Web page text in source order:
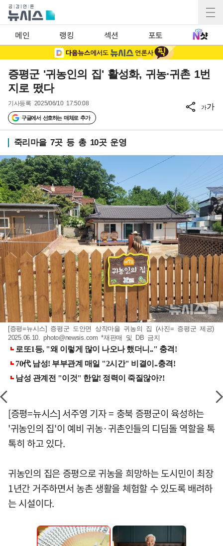
메인 랭킹 섹션 포토
증평군 '귀농인의 집' 활성화, 귀농·귀촌 1번
지로 떴다
기사등록 2025/06/10 17:50:08
구글에서 선호하는 매체로 추가
가가
죽리마을 7곳 등 총 10곳 운영
[증평=뉴시스] 증평군 도안면 상작마을 귀농의 집 (사진= 증평군 제공)
2025.06.10.photo@newsis.com *재판매 및 DB 금지
[증평=뉴시스] 서주영 기자 = 충북 증평군이 육성하는
'귀농인의 집'이 예비 귀농·귀촌인들의 디딤돌 역할을 톡
톡히 하고 있다.
귀농인의 집은 증평으로 귀농을 희망하는 도시민이 최장
1년간 거주하면서 농촌 생활을 체험할 수 있도록 배려하
는 시설이다.